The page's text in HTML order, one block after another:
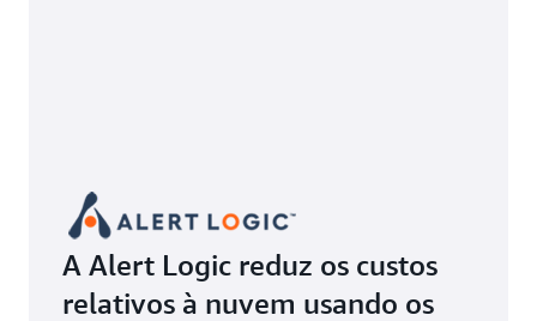
A Alert Logic reduz os custos
relativos à nuvem usando os